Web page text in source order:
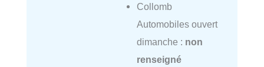
Collomb
Automobiles ouvert
dimanche : non
renseigné